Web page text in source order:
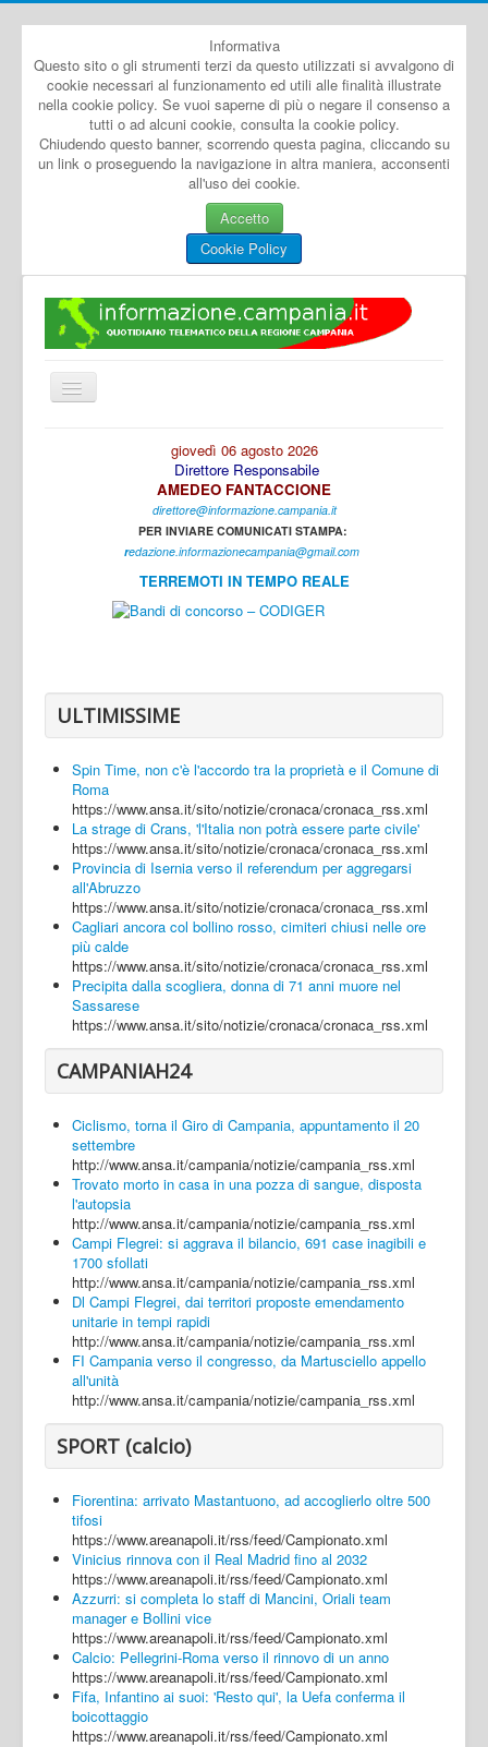
Informativa
Questo sito o gli strumenti terzi da questo utilizzati si avvalgono di
cookie necessari al funzionamento ed utili alle finalità illustrate
nella cookie policy. Se vuoi saperne di più o negare il consenso a
tutti o ad alcuni cookie, consulta la cookie policy.
Chiudendo questo banner, scorrendo questa pagina, cliccando su
un link o proseguendo la navigazione in altra maniera, acconsenti
all'uso dei cookie.
Accetto
Cookie Policy
Cambia
navigazione
Caserta
Napoli
Salerno
Login
giovedì 06 agosto 2026
Direttore Responsabile
AMEDEO FANTACCIONE
direttore@informazione.campania.it
PER INVIARE COMUNICATI STAMPA:
redazione.informazionecampania@gmail.com
TERREMOTI IN TEMPO REALE
ULTIMISSIME
Spin Time, non c'è l'accordo tra la proprietà e il Comune di
Roma
https://www.ansa.it/sito/notizie/cronaca/cronaca_rss.xml
La strage di Crans, 'l'Italia non potrà essere parte civile'
https://www.ansa.it/sito/notizie/cronaca/cronaca_rss.xml
Provincia di Isernia verso il referendum per aggregarsi
all'Abruzzo
https://www.ansa.it/sito/notizie/cronaca/cronaca_rss.xml
Cagliari ancora col bollino rosso, cimiteri chiusi nelle ore
più calde
https://www.ansa.it/sito/notizie/cronaca/cronaca_rss.xml
Precipita dalla scogliera, donna di 71 anni muore nel
Sassarese
https://www.ansa.it/sito/notizie/cronaca/cronaca_rss.xml
CAMPANIAH24
Ciclismo, torna il Giro di Campania, appuntamento il 20
settembre
http://www.ansa.it/campania/notizie/campania_rss.xml
Trovato morto in casa in una pozza di sangue, disposta
l'autopsia
http://www.ansa.it/campania/notizie/campania_rss.xml
Campi Flegrei: si aggrava il bilancio, 691 case inagibili e
1700 sfollati
http://www.ansa.it/campania/notizie/campania_rss.xml
Dl Campi Flegrei, dai territori proposte emendamento
unitarie in tempi rapidi
http://www.ansa.it/campania/notizie/campania_rss.xml
FI Campania verso il congresso, da Martusciello appello
all'unità
http://www.ansa.it/campania/notizie/campania_rss.xml
SPORT (calcio)
Fiorentina: arrivato Mastantuono, ad accoglierlo oltre 500
tifosi
https://www.areanapoli.it/rss/feed/Campionato.xml
Vinicius rinnova con il Real Madrid fino al 2032
https://www.areanapoli.it/rss/feed/Campionato.xml
Azzurri: si completa lo staff di Mancini, Oriali team
manager e Bollini vice
https://www.areanapoli.it/rss/feed/Campionato.xml
Calcio: Pellegrini-Roma verso il rinnovo di un anno
https://www.areanapoli.it/rss/feed/Campionato.xml
Fifa, Infantino ai suoi: 'Resto qui', la Uefa conferma il
boicottaggio
https://www.areanapoli.it/rss/feed/Campionato.xml